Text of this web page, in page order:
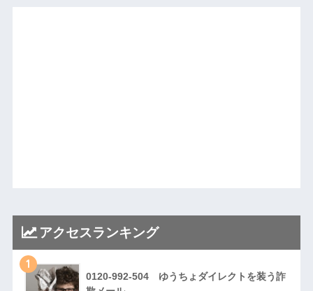
アクセスランキング
1
0120-992-504 ゆうちょダイレクトを装う詐